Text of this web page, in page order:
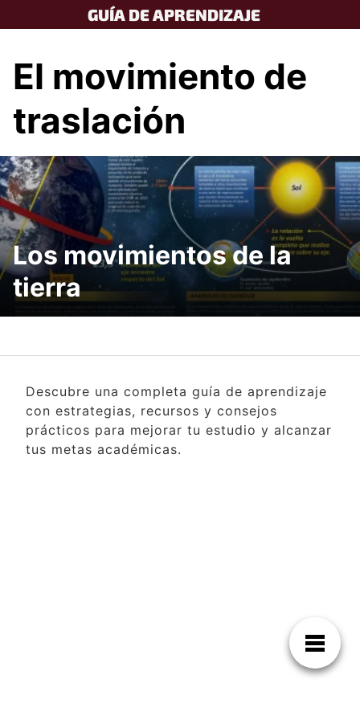
to
GUÍA DE APRENDIZAJE
El movimiento de
traslación
Los movimientos de la
tierra
Descubre una completa guía de aprendizaje
con estrategias, recursos y consejos
prácticos para mejorar tu estudio y alcanzar
tus metas académicas.